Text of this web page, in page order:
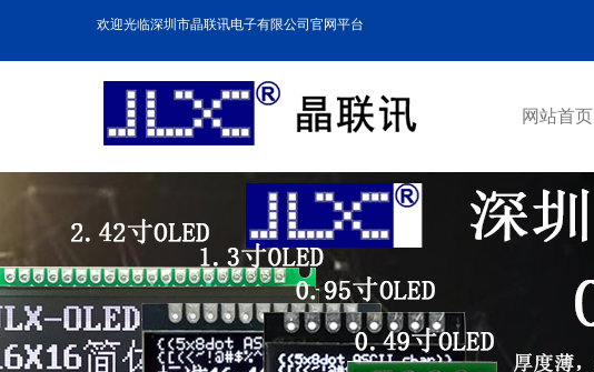
欢迎光临深圳市晶联讯电子有限公司官网平台
网站首页